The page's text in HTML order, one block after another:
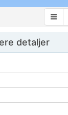
detaljer